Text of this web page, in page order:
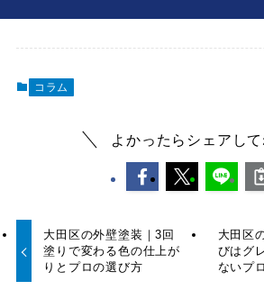
コラム
よかったらシェアして
大田区の外壁塗装｜3回
塗りで変わる色の仕上が
りとプロの選び方
大田区
びはグ
ないプ